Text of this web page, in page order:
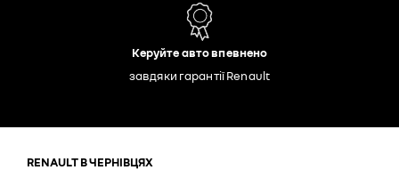
Керуйте авто впевнено
завдяки гарантії Renault
RENAULT В ЧЕРНІВЦЯХ